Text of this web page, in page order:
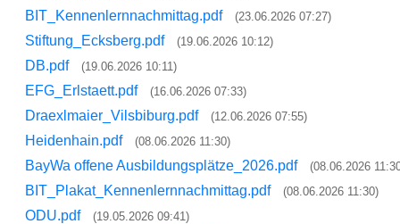
BIT_Kennenlernnachmittag.pdf (23.06.2026 07:27)
Stiftung_Ecksberg.pdf (19.06.2026 10:12)
DB.pdf (19.06.2026 10:11)
EFG_Erlstaett.pdf (16.06.2026 07:33)
Draexlmaier_Vilsbiburg.pdf (12.06.2026 07:55)
Heidenhain.pdf (08.06.2026 11:30)
BayWa offene Ausbildungsplätze_2026.pdf (08.06.2026
BIT_Plakat_Kennenlernnachmittag.pdf (08.06.2026 11:30)
ODU.pdf (19.05.2026 09:41)